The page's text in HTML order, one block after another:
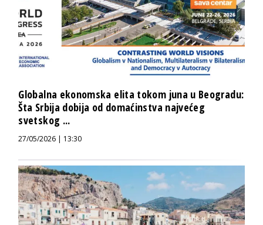
Globalna ekonomska elita tokom juna u Beogradu:
Šta Srbija dobija od domaćinstva najvećeg
svetskog ...
27/05/2026 | 13:30